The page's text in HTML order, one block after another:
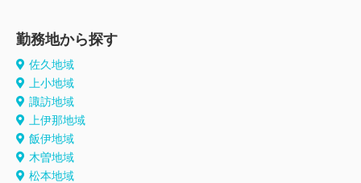
勤務地から探す
佐久地域
上小地域
諏訪地域
上伊那地域
飯伊地域
木曽地域
松本地域